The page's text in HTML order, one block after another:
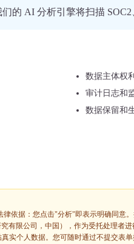
的 AI 分析引擎将扫描
数据主体权
审计日志和
数据保留和
律依据：您点击"分析"即表示明确同意
有限公司，中国），作为受托处理者进
实个人数据。您可随时通过不提交表